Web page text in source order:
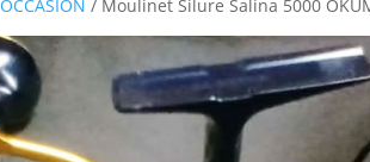
OCCASION / Moulinet Silure Salina 5000